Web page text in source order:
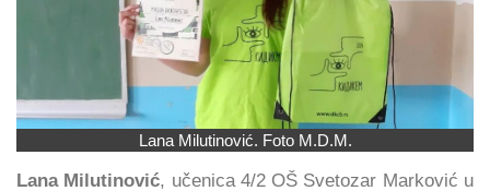
Lana Milutinović. Foto M.D.M.
Lana Milutinović, učenica 4/2 OŠ Svetozar Marković u